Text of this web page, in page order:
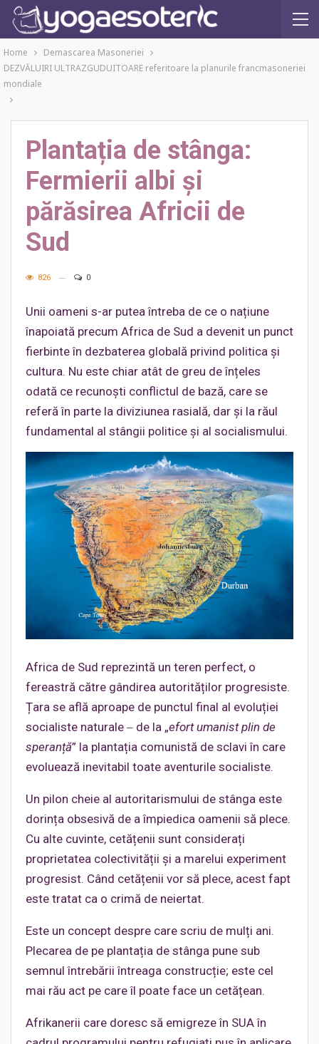
Home
Demascarea Masoneriei
DEZVĂLUIRI ULTRAZGUDUITOARE referitoare la planurile francmasoneriei
mondiale
Plantația de stânga:
Fermierii albi și
părăsirea Africii de
Sud
826 0
Unii oameni s-ar putea întreba de ce o națiune
înapoiată precum Africa de Sud a devenit un punct
fierbinte în dezbaterea globală privind politica și
cultura. Nu este chiar atât de greu de înțeles
odată ce recunoști conflictul de bază, care se
referă în parte la diviziunea rasială, dar și la răul
fundamental al stângii politice și al socialismului.
Africa de Sud reprezintă un teren perfect, o
fereastră către gândirea autorităților progresiste.
Țara se află aproape de punctul final al evoluției
socialiste naturale ‒ de la „efort umanist plin de
speranță” la plantația comunistă de sclavi în care
evoluează inevitabil toate aventurile socialiste.
Un pilon cheie al autoritarismului de stânga este
dorința obsesivă de a împiedica oamenii să plece.
Cu alte cuvinte, cetățenii sunt considerați
proprietatea colectivității și a marelui experiment
progresist. Când cetățenii vor să plece, acest fapt
este tratat ca o crimă de neiertat.
Este un concept despre care scriu de mulți ani.
Plecarea de pe plantația de stânga pune sub
semnul întrebării întreaga construcție; este cel
mai rău act pe care îl poate face un cetățean.
Afrikanerii care doresc să emigreze în SUA în